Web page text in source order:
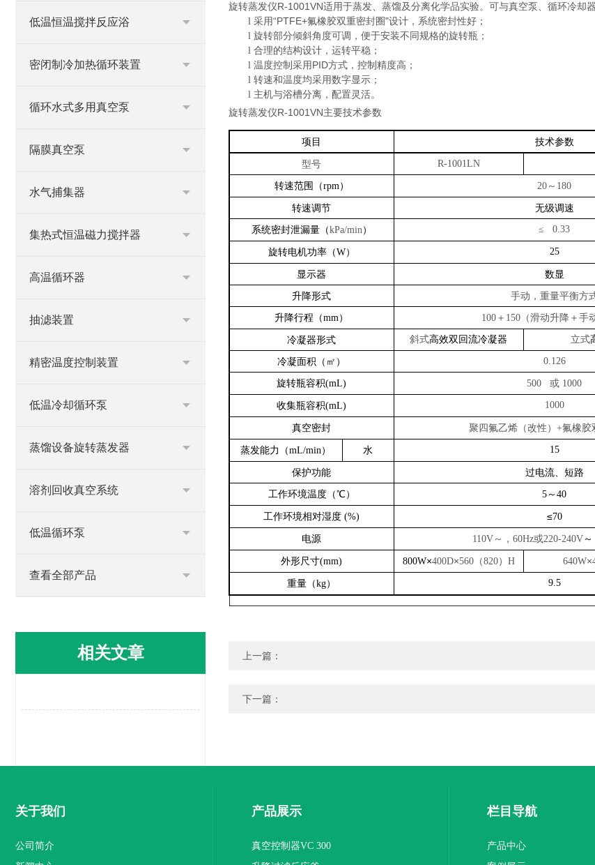
旋转蒸发仪R-1001VN适用于蒸发、蒸馏及分离化学品实验。可与真空泵、循环冷却
l 采用“PTFE+氟橡胶双重密封圈"设计，系统密封性好；
l 旋转部分倾斜角度可调，便于安装不同规格的旋转瓶；
l 合理的结构设计，运转平稳；
l 温度控制采用PID方式，控制精度高；
l 转速和温度均采用数字显示；
l 主机与浴槽分离，配置灵活。
旋转蒸发仪R-1001VN主要技术参数
项目
技术参数
型号
R-1001LN
转速范围（rpm） 20 ～ 180
转速调节
无级调速
系统密封泄漏量（kPa/min） ≤ 0.33
旋转电机功率（W） 25
显示器
数显
升降形式
手动，重量平衡方
升降行程（mm） 100＋ 150（滑动升降＋手
冷凝器形式
斜式高效双回流冷凝器 立式
冷凝面积（㎡）
0.126
旋转瓶容积(mL) 500 或 1000
收集瓶容积(mL) 1000
真空密封 聚四氟乙烯（改性） +氟橡胶
蒸发能力（mL/min） 水 15
保护功能
过电流、短路
工作环境温度（℃）
5 ～ 40
工作环境相对湿度 (%) ≤70
电源 110V ～， 60Hz或220-240V ～
外形尺寸(mm) 800W×400D×560（820） H 640W×
重量（kg） 9.5
上一篇：
下一篇：
低温恒温搅拌反应浴
密闭制冷加热循环装置
循环水式多用真空泵
隔膜真空泵
水气捕集器
集热式恒温磁力搅拌器
高温循环器
抽滤装置
精密温度控制装置
低温冷却循环泵
蒸馏设备旋转蒸发器
溶剂回收真空系统
低温循环泵
查看全部产品
相关文章
关于我们
公司简介
产品展示
真空控制器VC 300
栏目导航
产品中心